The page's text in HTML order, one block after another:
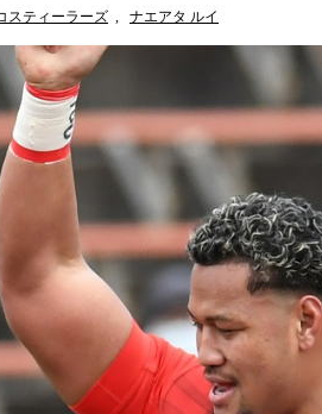
スティーラーズ , ナエアタ ルイ